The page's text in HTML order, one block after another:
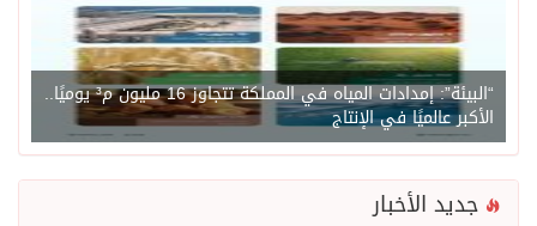
“البيئة”: إمدادات المياه في المملكة تتجاوز 16 مليون م³ يوميًا..
الأكبر عالميًا في الإنتاج
جديد الأخبار